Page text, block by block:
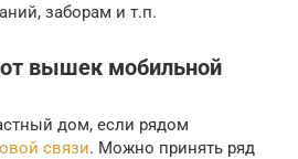
заборам и т.п.
вышек мобильной
дом, если рядом
связи. Можно принять ряд